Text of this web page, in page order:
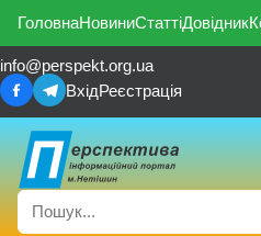
ГоловнаНовиниСтаттіДовідник
info@perspekt.org.ua
ВхідРеєстрація